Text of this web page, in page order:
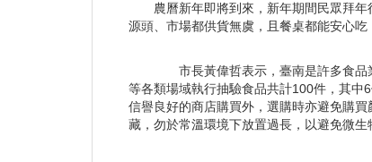
農曆新年即將到來，新年期間民眾拜
源頭、市場都供貨無虞，且餐桌都能安心吃
市長黃偉哲表示，臺南是許多食品
等各類場域執行抽驗食品共計100件，其中
信譽良好的商店購買外，選購時亦避免購
藏，勿於常溫環境下放置過長，以避免微生